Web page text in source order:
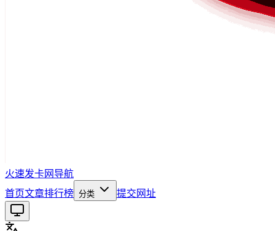
火速发卡网导航
首页文章排行榜 分类 提交网址